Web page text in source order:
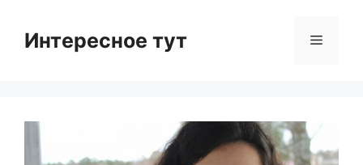
contentИнтересное тут Menu